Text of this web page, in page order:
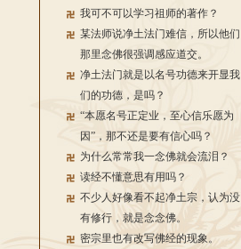
我可不可以学习祖师的著作？
某法师说净土法门难信，所以他们
那里念佛很强调感应道交。
净土法门就是以名号功德来开显我
们的功德，是吗？
“本愿名号正定业，至心信乐愿为
因”，那不还是要有信心吗？
为什么常常我一念佛就会流泪？
读经不懂意思有用吗？
不少人好像看不起净土宗，认为没
有修行，就是念念佛。
密宗里也有改写佛经的现象。